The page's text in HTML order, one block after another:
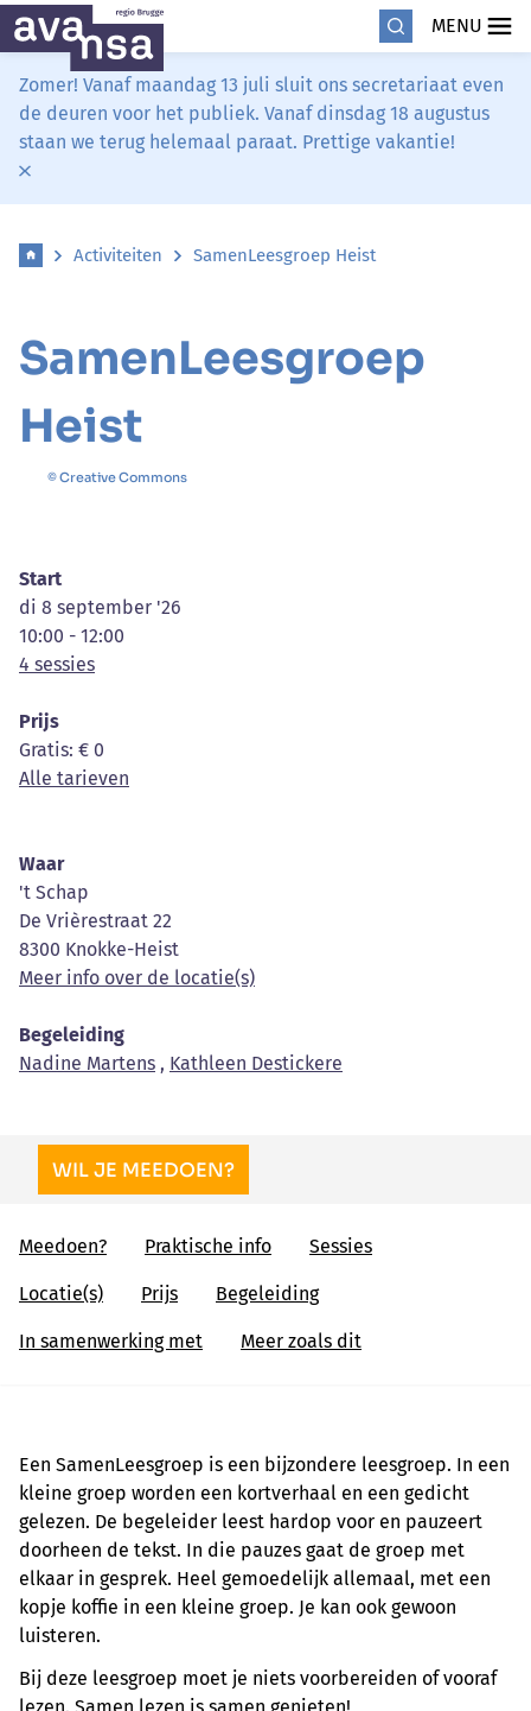
MENU
Zomer! Vanaf maandag 13 juli sluit ons secretariaat even
de deuren voor het publiek. Vanaf dinsdag 18 augustus
staan we terug helemaal paraat. Prettige vakantie!
Activiteiten SamenLeesgroep Heist
SamenLeesgroep
Heist
© Creative Commons
Start
di 8 september '26
10:00 - 12:00
4 sessies
Prijs
Gratis: € 0
Alle tarieven
Waar
't Schap
De Vrièrestraat 22
8300 Knokke-Heist
Meer info over de locatie(s)
Begeleiding
Nadine Martens , Kathleen Destickere
WIL JE MEEDOEN?
Meedoen? Praktische info Sessies
Locatie(s) Prijs Begeleiding
In samenwerking met Meer zoals dit
Een SamenLeesgroep is een bijzondere leesgroep. In een
kleine groep worden een kortverhaal en een gedicht
gelezen. De begeleider leest hardop voor en pauzeert
doorheen de tekst. In die pauzes gaat de groep met
elkaar in gesprek. Heel gemoedelijk allemaal, met een
kopje koffie in een kleine groep. Je kan ook gewoon
luisteren.
Bij deze leesgroep moet je niets voorbereiden of vooraf